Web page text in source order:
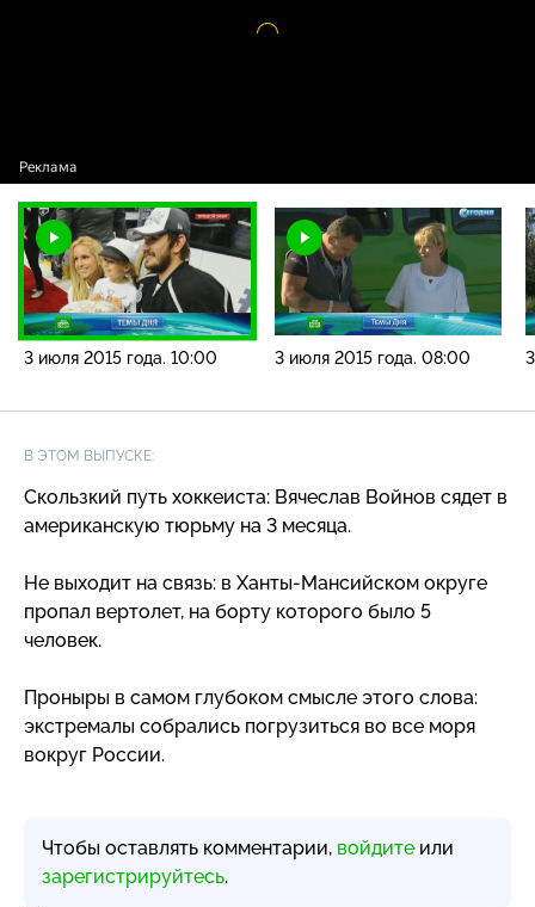
Видео
3 июля 2015 года. 10:00 3 июля 2015 года. 08:00
В ЭТОМ ВЫПУСКЕ:
Скользкий путь хоккеиста: Вячеслав Войнов сядет в
американскую тюрьму на 3 месяца.
Не выходит на связь: в Ханты-Мансийском округе
пропал вертолет, на борту которого было 5
человек.
Проныры в самом глубоком смысле этого слова:
экстремалы собрались погрузиться во все моря
вокруг России.
Чтобы оставлять комментарии, войдите или
зарегистрируйтесь.